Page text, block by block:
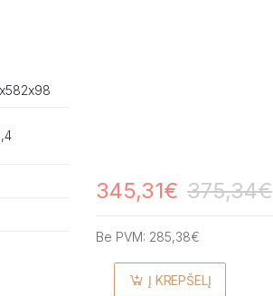
345,31€ 375,34€
Be PVM: 285,38€
Į KREPŠELĮ